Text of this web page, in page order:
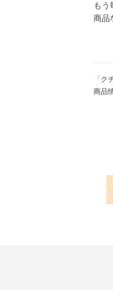
も
商品
「ク
商品